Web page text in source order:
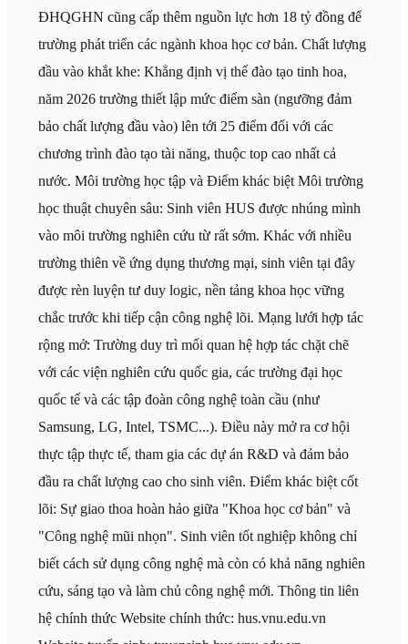
ĐHQGHN cũng cấp thêm nguồn lực hơn 18 tỷ đồng để
trường phát triển các ngành khoa học cơ bản. Chất lượng
đầu vào khắt khe: Khẳng định vị thế đào tạo tinh hoa,
năm 2026 trường thiết lập mức điểm sàn (ngưỡng đảm
bảo chất lượng đầu vào) lên tới 25 điểm đối với các
chương trình đào tạo tài năng, thuộc top cao nhất cả
nước. Môi trường học tập và Điểm khác biệt Môi trường
học thuật chuyên sâu: Sinh viên HUS được nhúng mình
vào môi trường nghiên cứu từ rất sớm. Khác với nhiều
trường thiên về ứng dụng thương mại, sinh viên tại đây
được rèn luyện tư duy logic, nền tảng khoa học vững
chắc trước khi tiếp cận công nghệ lõi. Mạng lưới hợp tác
rộng mở: Trường duy trì mối quan hệ hợp tác chặt chẽ
với các viện nghiên cứu quốc gia, các trường đại học
quốc tế và các tập đoàn công nghệ toàn cầu (như
Samsung, LG, Intel, TSMC...). Điều này mở ra cơ hội
thực tập thực tế, tham gia các dự án R&D và đảm bảo
đầu ra chất lượng cao cho sinh viên. Điểm khác biệt cốt
lõi: Sự giao thoa hoàn hảo giữa "Khoa học cơ bản" và
"Công nghệ mũi nhọn". Sinh viên tốt nghiệp không chỉ
biết cách sử dụng công nghệ mà còn có khả năng nghiên
cứu, sáng tạo và làm chủ công nghệ mới. Thông tin liên
hệ chính thức Website chính thức: hus.vnu.edu.vn